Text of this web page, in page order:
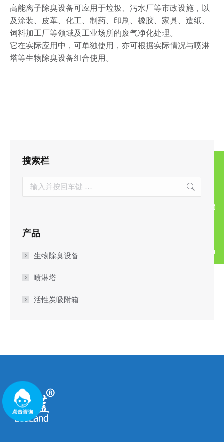
高能离子除臭设备可应用于垃圾、污水厂等市政设施，以
及涂装、皮革、化工、制药、印刷、橡胶、家具、造纸、
饲料加工厂等领域及工业场所的废气净化处理。
它在实际应用中，可单独使用，亦可根据实际情况与喷淋
塔等生物除臭设备组合使用。
搜索栏
Search:
产品
生物除臭设备
喷淋塔
活性炭吸附箱